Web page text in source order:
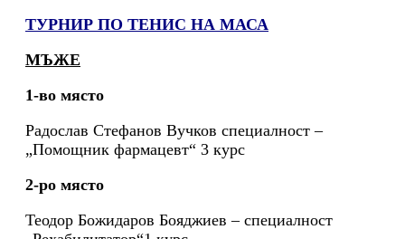
ТУРНИР ПО ТЕНИС НА МАСА
МЪЖЕ
1-во място
Радослав Стефанов Вучков специалност –
„Помощник фармацевт“ 3 курс
2-ро място
Теодор Божидаров Бояджиев – специалност